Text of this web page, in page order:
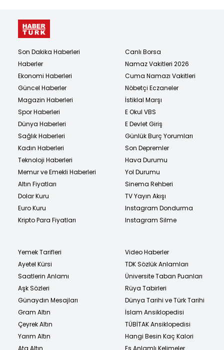
Son Dakika Haberleri
Haberler
Ekonomi Haberleri
Güncel Haberler
Magazin Haberleri
Spor Haberleri
Dünya Haberleri
Sağlık Haberleri
Kadın Haberleri
Teknoloji Haberleri
Memur ve Emekli Haberleri
Altın Fiyatları
Dolar Kuru
Euro Kuru
Kripto Para Fiyatları
Canlı Borsa
Namaz Vakitleri 2026
Cuma Namazı Vakitleri
Nöbetçi Eczaneler
İstiklal Marşı
E Okul VBS
E Devlet Giriş
Günlük Burç Yorumları
Son Depremler
Hava Durumu
Yol Durumu
Sinema Rehberi
TV Yayın Akışı
Instagram Dondurma
Instagram Silme
Yemek Tarifleri
Ayetel Kürsi
Saatlerin Anlamı
Aşk Sözleri
Günaydın Mesajları
Gram Altın
Çeyrek Altın
Yarım Altın
Video Haberler
TDK Sözlük Anlamları
Üniversite Taban Puanları
Rüya Tabirleri
Dünya Tarihi ve Türk Tarihi
İslam Ansiklopedisi
TÜBİTAK Ansiklopedisi
Hangi Besin Kaç Kalori